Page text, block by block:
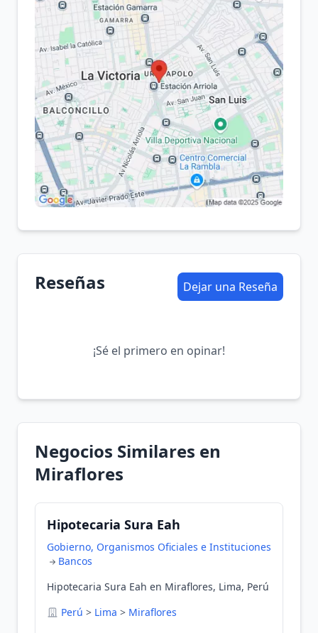
Reseñas Dejar una Reseña
¡Sé el primero en opinar!
Negocios Similares en
Miraflores
Hipotecaria Sura Eah
Gobierno, Organismos Oficiales e Instituciones
Bancos
Hipotecaria Sura Eah en Miraflores, Lima, Perú
Perú > Lima > Miraflores